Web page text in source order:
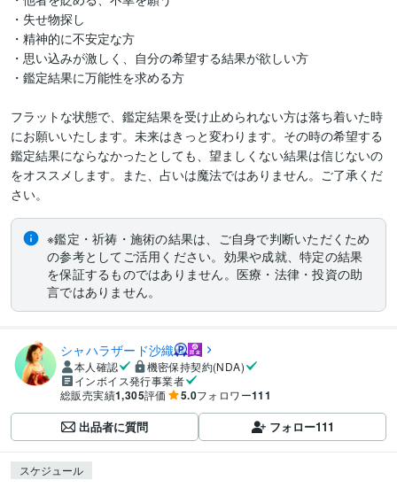
・失せ物探し
・精神的に不安定な方
・思い込みが激しく、自分の希望する結果が欲しい方
・鑑定結果に万能性を求める方
フラットな状態で、鑑定結果を受け止められない方は落ち着いた時
にお願いいたします。未来はきっと変わります。その時の希望する
鑑定結果にならなかったとしても、望ましくない結果は信じないの
をオススメします。また、占いは魔法ではありません。ご了承くだ
さい。
※鑑定・祈祷・施術の結果は、ご自身で判断いただくため
の参考としてご活用ください。効果や成就、特定の結果
を保証するものではありません。医療・法律・投資の助
言ではありません。
シャハラザード沙織
本人確認
機密保持契約(NDA)
インボイス発行事業者
総販売実績1,305評価 5.0フォロワー111
出品者に質問 フォロー111
スケジュール